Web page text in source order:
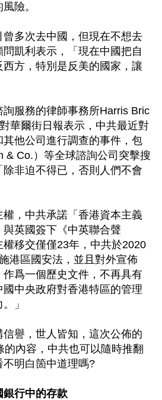
險。
多次去中國，但現在不想去
凱利表示，「現在中國把自
方，特別是反美的國家，讓
服務的律師事務所Harris Bric
華爾街日報表示，中共最近對
他公司進行調查的事件，包
& Co.）等全球諮詢公司突擊搜
非迫不得已，否則人們不會
，中共承諾「香港資本主義
英國簽下《中英聯合聲
移交僅僅23年，中共於2020
港區國安法，並且對外宣佈
作爲一個歷史文件，不再具有
中央政府對香港特區的管理
」
譽，世人皆知，這次公佈的
的內容，中共也可以隨時推翻
明白箇中道理嗎?
銀行中的存款